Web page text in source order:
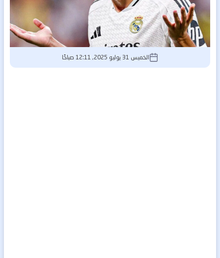
الخميس 31 يوليو 2025, 12:11 صباحًا